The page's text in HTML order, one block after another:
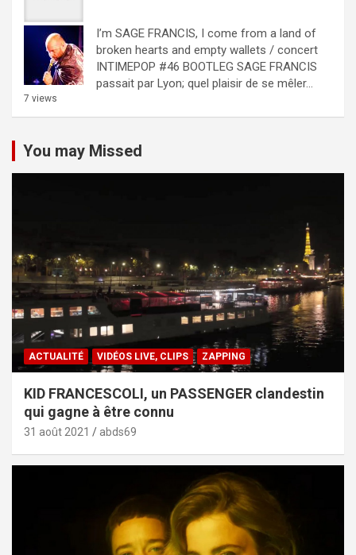
I’m SAGE FRANCIS, I come from a land of
broken hearts and empty wallets / concert
INTIMEPOP #46 BOOTLEG SAGE FRANCIS
passait par Lyon; quel plaisir de se mêler...
7 views
You may Missed
ACTUALITÉ VIDÉOS LIVE, CLIPS ZAPPING
KID FRANCESCOLI, un PASSENGER clandestin
qui gagne à être connu
31 août 2021 abds69